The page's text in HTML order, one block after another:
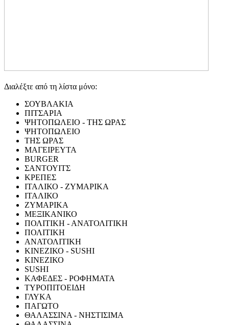
Διαλέξτε από τη λίστα μόνο:
ΣΟΥΒΛΑΚΙΑ
ΠΙΤΣΑΡΙΑ
ΨΗΤΟΠΩΛΕΙΟ - ΤΗΣ ΩΡΑΣ
ΨΗΤΟΠΩΛΕΙΟ
ΤΗΣ ΩΡΑΣ
ΜΑΓΕΙΡΕΥΤΑ
BURGER
ΣΑΝΤΟΥΙΤΣ
ΚΡΕΠΕΣ
ΙΤΑΛΙΚΟ - ΖΥΜΑΡΙΚΑ
ΙΤΑΛΙΚΟ
ΖΥΜΑΡΙΚΑ
ΜΕΞΙΚΑΝΙΚΟ
ΠΟΛΙΤΙΚΗ - ΑΝΑΤΟΛΙΤΙΚΗ
ΠΟΛΙΤΙΚΗ
ΑΝΑΤΟΛΙΤΙΚΗ
ΚΙΝΕΖΙΚΟ - SUSHI
ΚΙΝΕΖΙΚΟ
SUSHI
ΚΑΦΕΔΕΣ - ΡΟΦΗΜΑΤΑ
ΤΥΡΟΠΙΤΟΕΙΔΗ
ΓΛΥΚΑ
ΠΑΓΩΤΟ
ΘΑΛΑΣΣΙΝΑ - ΝΗΣΤΙΣΙΜΑ